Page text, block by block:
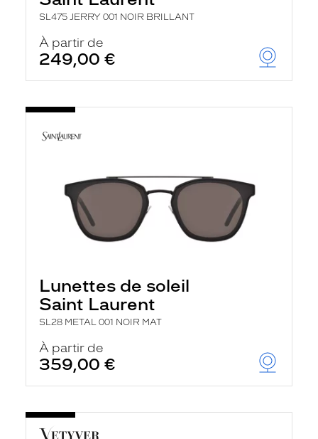
SL475 JERRY 001 NOIR BRILLANT
À partir de
249,00 €
Lunettes de soleil
Saint Laurent
SL28 METAL 001 NOIR MAT
À partir de
359,00 €